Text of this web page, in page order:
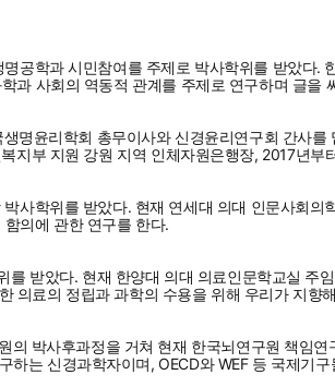
학과 시민참여를 주제로 박사학위를 받았다.
과 사회의 역동적 관계를 주제로 연구하며 글
명윤리학회 총무이사와 신경윤리연구회 간사
부 지원 강원 지역 인체자원은행장, 2017년
사학위를 받았다. 현재 연세대 의대 인문사회
의에 관한 연구를 한다.
받았다. 현재 한양대 의대 의료인문학교실
의료의 정립과 과학의 수용을 위해 우리가 지향
박사후과정을 거쳐 현재 한국뇌연구원 책임
는 신경과학자이며, OECD와 WEF 등 국제기